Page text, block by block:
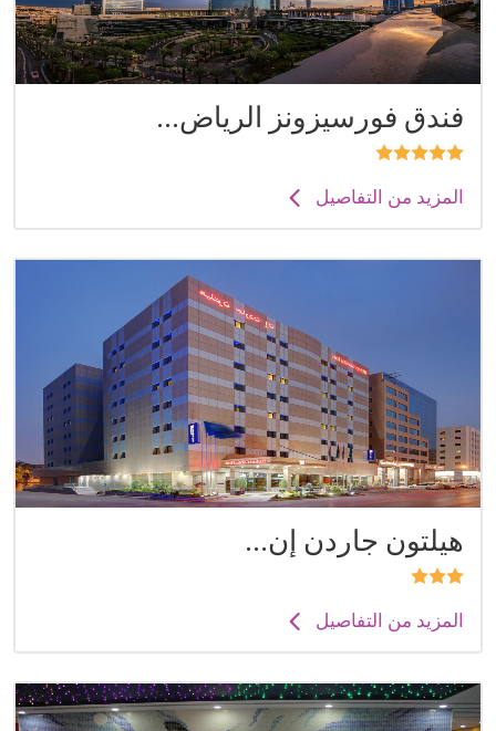
فندق فورسيزونز الرياض...
المزيد من التفاصيل
هيلتون جاردن إن...
المزيد من التفاصيل